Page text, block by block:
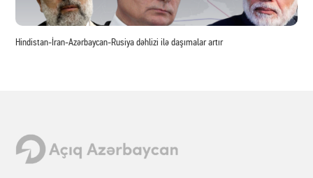
Hindistan-İran-Azərbaycan-Rusiya dəhlizi ilə daşımalar artır